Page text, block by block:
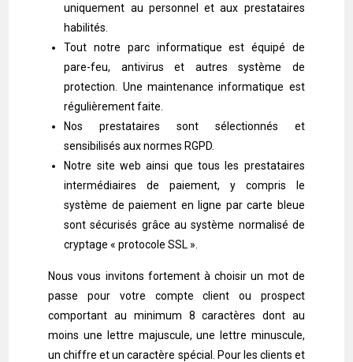
uniquement au personnel et aux prestataires
habilités.
Tout notre parc informatique est équipé de
pare-feu, antivirus et autres système de
protection. Une maintenance informatique est
régulièrement faite.
Nos prestataires sont sélectionnés et
sensibilisés aux normes RGPD.
Notre site web ainsi que tous les prestataires
intermédiaires de paiement, y compris le
système de paiement en ligne par carte bleue
sont sécurisés grâce au système normalisé de
cryptage « protocole SSL ».
Nous vous invitons fortement à choisir un mot de
passe pour votre compte client ou prospect
comportant au minimum 8 caractères dont au
moins une lettre majuscule, une lettre minuscule,
un chiffre et un caractère spécial. Pour les clients et